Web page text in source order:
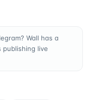
Wall has a
live